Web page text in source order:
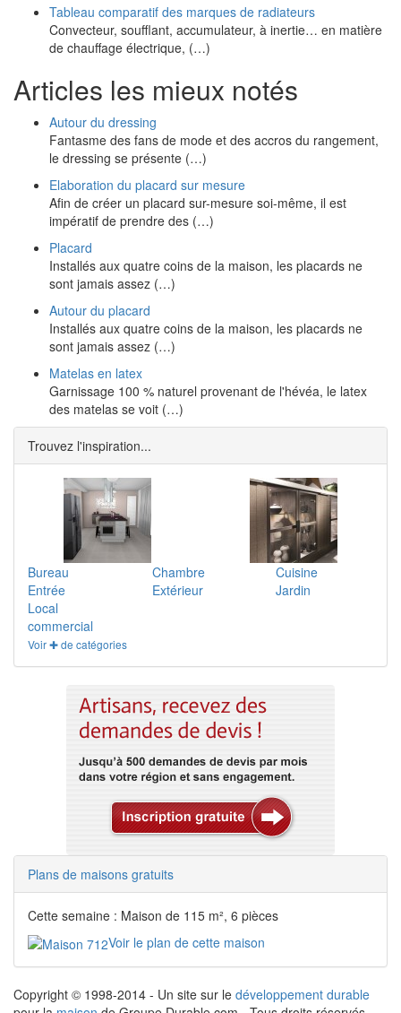
Tableau comparatif des marques de radiateurs
Convecteur, soufflant, accumulateur, à inertie… en matière
de chauffage électrique, (…)
Articles les mieux notés
Autour du dressing
Fantasme des fans de mode et des accros du rangement,
le dressing se présente (…)
Elaboration du placard sur mesure
Afin de créer un placard sur-mesure soi-même, il est
impératif de prendre des (…)
Placard
Installés aux quatre coins de la maison, les placards ne
sont jamais assez (…)
Autour du placard
Installés aux quatre coins de la maison, les placards ne
sont jamais assez (…)
Matelas en latex
Garnissage 100 % naturel provenant de l'hévéa, le latex
des matelas se voit (…)
Trouvez l'inspiration...
Bureau Chambre
Cuisine
Entrée
Extérieur
Jardin
Local
commercial
Voir ✚ de catégories
Plans de maisons gratuits
Cette semaine : Maison de 115 m², 6 pièces
Voir le plan de cette maison
Copyright © 1998-2014 - Un site sur le développement durable